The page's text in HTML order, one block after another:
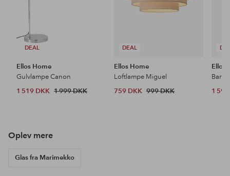
DEAL
Ellos Home
Gulvlampe Canon
1 519 DKK 1 999 DKK
DEAL
Ellos Home
Loftlampe Miguel
759 DKK 999 DKK
Ellos
1
Oplev mere
Glas fra Marimekko